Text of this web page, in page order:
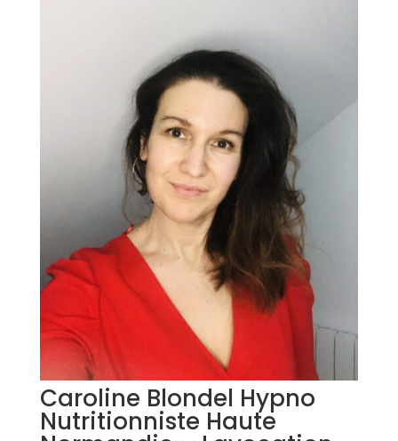
Caroline Blondel Hypno
Nutritionniste Haute